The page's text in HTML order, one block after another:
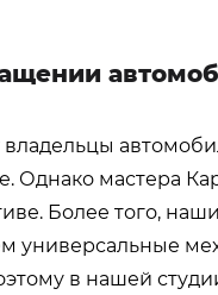
Однако мастера
Более того,
в нашей